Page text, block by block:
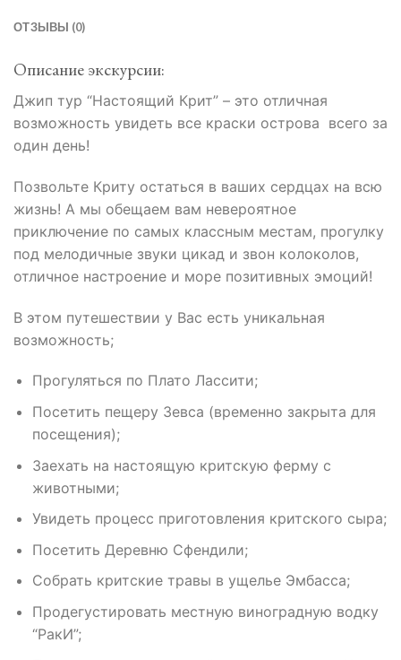
ОТЗЫВЫ (0)
Описание экскурсии:
Джип тур “Настоящий Крит” – это отличная
возможность увидеть все краски острова всего за
один день!
Позвольте Криту остаться в ваших сердцах на всю
жизнь! А мы обещаем вам невероятное
приключение по самых классным местам, прогулку
под мелодичные звуки цикад и звон колоколов,
отличное настроение и море позитивных эмоций!
В этом путешествии у Вас есть уникальная
возможность;
Прогуляться по Плато Лассити;
Посетить пещеру Зевса (временно закрыта для
посещения);
Заехать на настоящую критскую ферму с
животными;
Увидеть процесс приготовления критского сыра;
Посетить Деревню Сфендили;
Собрать критские травы в ущелье Эмбасса;
Продегустировать местную виноградную водку
“РакИ”;